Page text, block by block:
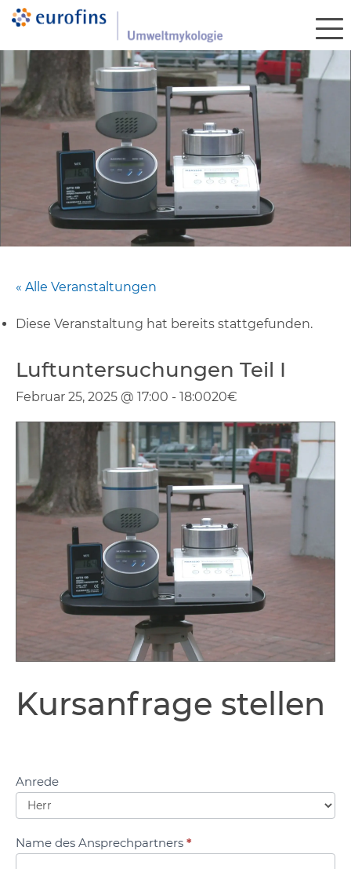
« Alle Veranstaltungen
Diese Veranstaltung hat bereits stattgefunden.
Luftuntersuchungen Teil I
Februar 25, 2025 @ 17:00 - 18:0020€
stellen
Kursanfrage stellen
Anrede
Name des Ansprechpartners *